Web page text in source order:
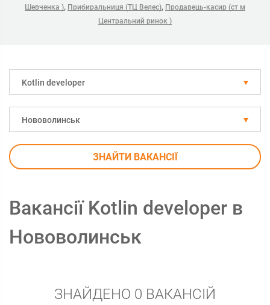
Шевченка ), Прибиральниця (ТЦ Велес), Продавець-касир (ст м
Центральний ринок )
Kotlin developer
Нововолинськ
ЗНАЙТИ ВАКАНСІЇ
Вакансії Kotlin developer в
Нововолинськ
ЗНАЙДЕНО 0 ВАКАНСІЙ